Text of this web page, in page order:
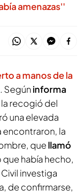
amenazas''
a manos de la
. Según informa
recogió del
una elevada
encontraron, la
que llamó
que había hecho,
investiga
de confirmarse,